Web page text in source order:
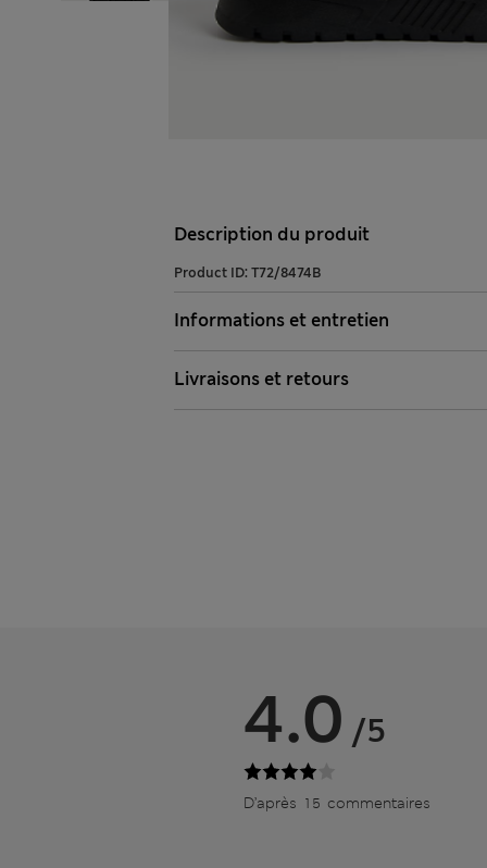
Description du produit
Product ID: T72/8474B
Informations et entretien
Livraisons et retours
4.0 /5
D’après 15 commentaires